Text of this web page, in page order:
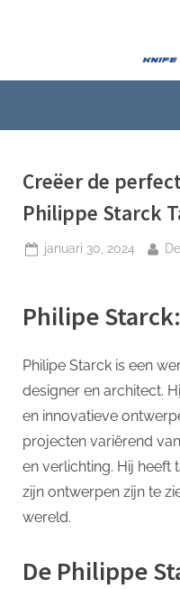
Creëer de
Philippe Starck
Geplaatst
januari 30, 2024
Philipe
Philipe Starck is een
designer en architect.
en innovatieve
projecten variërend
en verlichting. Hij heeft
zijn ontwerpen zijn te
wereld.
De Philippe